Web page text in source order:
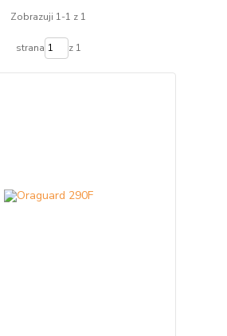
Zobrazuji 1-1 z 1
strana z 1